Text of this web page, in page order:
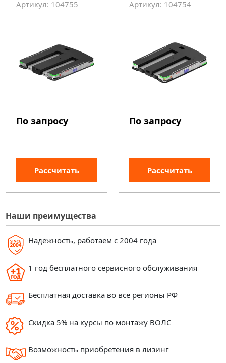
Наши преимущества
Надежность, работаем с 2004 года
1 год бесплатного сервисного обслуживания
Бесплатная доставка во все регионы РФ
Скидка 5% на курсы по монтажу ВОЛС
Возможность приобретения в лизинг
Артикул: 104755
По запросу
Рассчитать
Артикул: 104754
По запросу
Рассчитать